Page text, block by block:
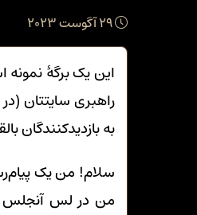
این یک برگهٔ
راهبری سایتتان
به بازدیدکنندگان
سلام! من یک
من در لس آنجلس